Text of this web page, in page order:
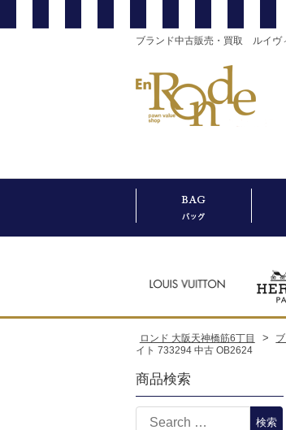
ブランド中古販売・買取 ルイヴ
ロンド 大阪天神橋筋6丁目 >
イト 733294 中古 OB2624
商品検索